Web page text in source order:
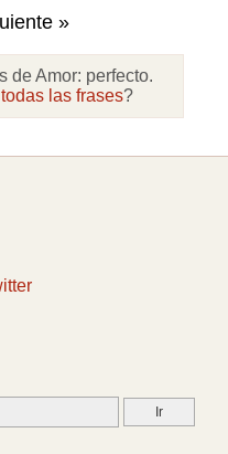
»
de Amor: perfecto.
las frases?